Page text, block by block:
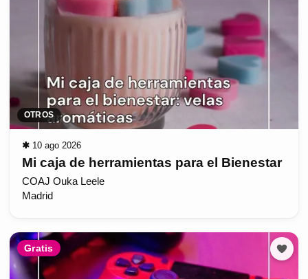
OTROS
✱ 10 ago 2026
Mi caja de herramientas para el Bienestar
COAJ Ouka Leele
Madrid
Gratis